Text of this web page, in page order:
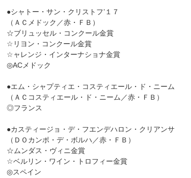
●シャトー・サン・クリストフ’１７
（ＡＣメドック／赤・ＦＢ）
☆ブリュッセル・コンクール金賞
☆リヨン・コンクール金賞
☆ャレンジ・インターナショナ金賞
◎ACメドック
●エム・シャプティエ・コスティエール・ド・ニーム
（ＡＣコスティエール・ド・ニーム／赤・ＦＢ）
◎フランス
●カスティージョ・デ・フエンデハロン・クリアンサ
（ＤＯカンポ・デ・ボルハ／赤・ＦＢ）
☆ムンダス・ヴィニ金賞
☆ベルリン・ワイン・トロフィー金賞
◎スペイン